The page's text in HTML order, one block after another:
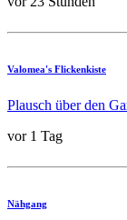
Valomea's Flickenkiste
Plausch über den
vor 1 Tag
Nähgang